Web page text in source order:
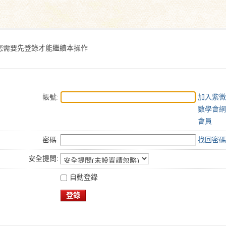
索
需要先登錄才能繼續本操作
帳號:
加入紫
數學會
會員
密碼: 找回密碼
安全提問:
自動登錄
登錄